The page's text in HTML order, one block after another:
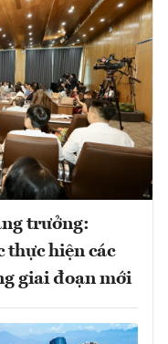
trưởng:
thực hiện các
giai đoạn mới